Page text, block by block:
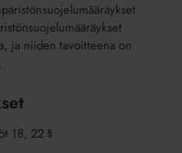
ja niiden tavoitteena on
18, 22 §